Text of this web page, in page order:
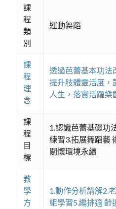
課
程
類
別
運動舞蹈
課
程
理
念
透過芭蕾基本功法
提升肢體靈活度，
人生，落實活躍樂
課
程
目
標
1.認識芭蕾基礎功
練習3.拓展舞蹈藝
關懷環境永續
教
學
方
1.動作分析講解2.
組學習5.編排適 齡